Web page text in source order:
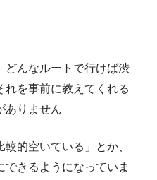
どんなルートで行けば渋
れを事前に教えてくれる
ありません
的空いている」とか、
きるようになっていま